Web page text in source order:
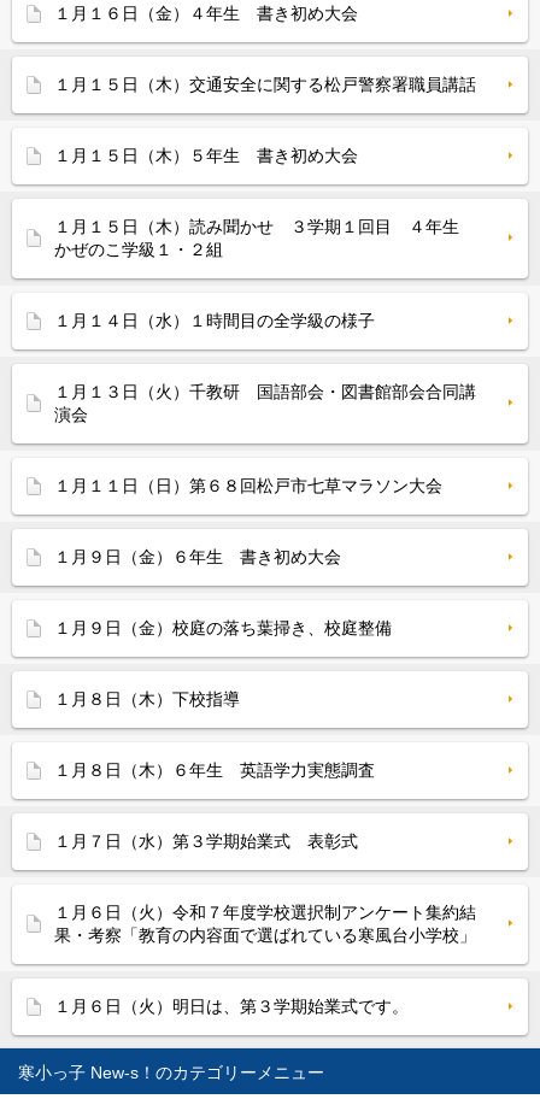
寒小っ子 New-s！
１月１６日（金）４年生 書き初め大会
１月１５日（木）交通安全に関する松戸警察署職員講話
１月１５日（木）５年生 書き初め大会
１月１５日（木）読み聞かせ ３学期１回目 ４年生
かぜのこ学級１・２組
１月１４日（水）１時間目の全学級の様子
１月１３日（火）千教研 国語部会・図書館部会合同講
演会
１月１１日（日）第６８回松戸市七草マラソン大会
１月９日（金）６年生 書き初め大会
１月９日（金）校庭の落ち葉掃き、校庭整備
１月８日（木）下校指導
１月８日（木）６年生 英語学力実態調査
１月７日（水）第３学期始業式 表彰式
１月６日（火）令和７年度学校選択制アンケート集約結
果・考察「教育の内容面で選ばれている寒風台小学校」
１月６日（火）明日は、第３学期始業式です。